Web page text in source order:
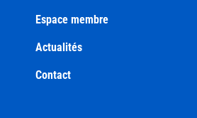
Espace membre
Actualités
Contact